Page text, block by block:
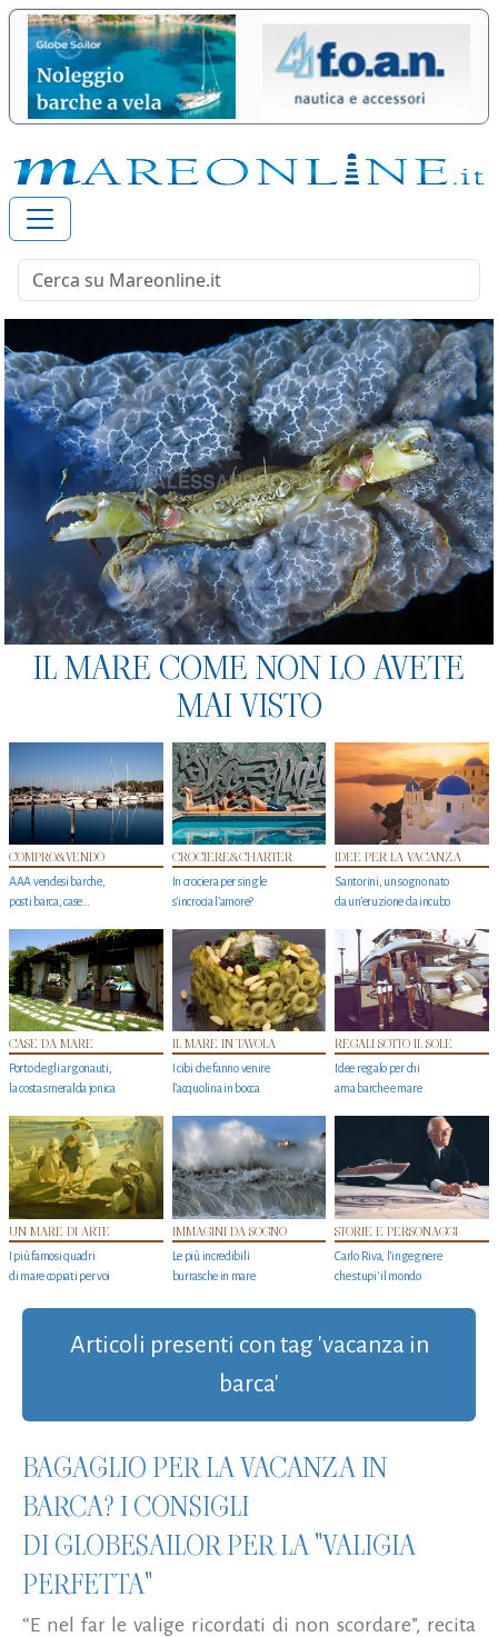
IL MARE COME NON LO AVETE
MAI VISTO
COMPRO&VENDO
AAA vendesi barche,
posti barca, case…
CROCIERE&CHARTER
In crociera per single
s'incrocia l’amore?
IDEE PER LA VACANZA
Santorini, un sogno nato
da un’eruzione da incubo
CASE DA MARE
Porto degli argonauti,
la costa smeralda jonica
IL MARE IN TAVOLA
I cibi che fanno venire
l’acquolina in bocca
REGALI SOTTO IL SOLE
Idee regalo per chi
ama barche e mare
UN MARE DI ARTE
I più famosi quadri
di mare copiati per voi
IMMAGINI DA SOGNO
Le più incredibili
burrasche in mare
STORIE E PERSONAGGI
Carlo Riva, l’ingegnere
che stupi' il mondo
Articoli presenti con tag 'vacanza in
barca'
BAGAGLIO PER LA VACANZA IN
BARCA? I CONSIGLI
DI GLOBESAILOR PER LA "VALIGIA
PERFETTA"
“E nel far le valige ricordati di non scordare”, recita